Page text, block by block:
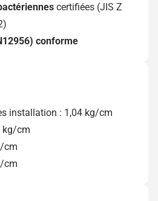
certifiées (JIS Z
conforme
installation : 1,04 kg/cm
kg/cm
cm
cm